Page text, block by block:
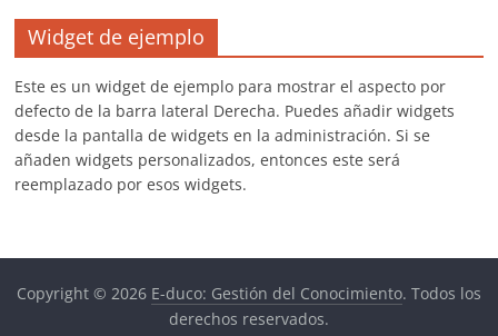
Widget de ejemplo
Este es un widget de ejemplo para mostrar el aspecto por
defecto de la barra lateral Derecha. Puedes añadir widgets
desde la pantalla de widgets en la administración. Si se
añaden widgets personalizados, entonces este será
reemplazado por esos widgets.
Copyright © 2026 E-duco: Gestión del Conocimiento. Todos los
derechos reservados.